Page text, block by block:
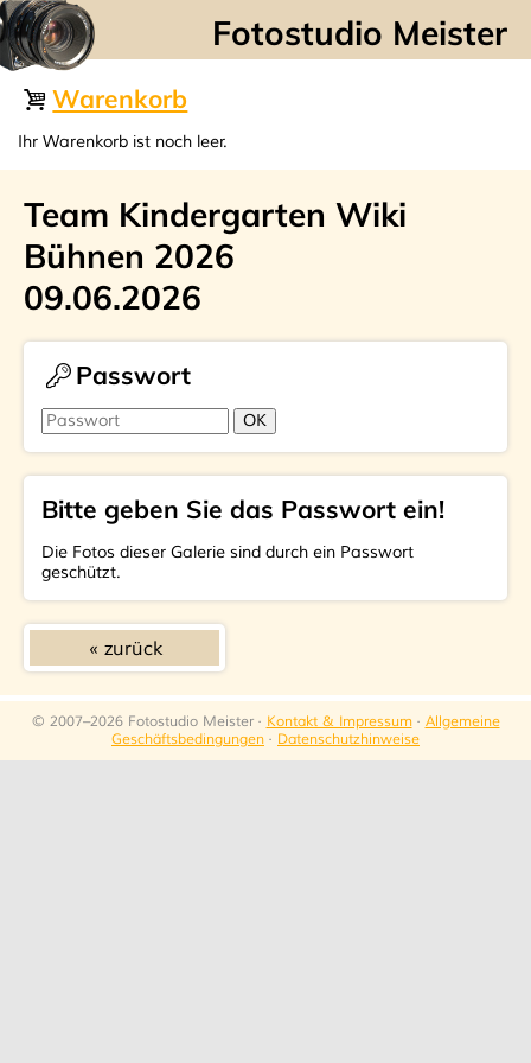
☰
Warenkorb
Ihr Warenkorb ist noch leer.
Team Kindergarten Wiki
Bühnen 2026
09.06.2026
Passwort
Bitte geben Sie das Passwort ein!
Die Fotos dieser Galerie sind durch ein Passwort
geschützt.
zurück
© 2007–2026 Fotostudio Meister · Kontakt & Impressum· Allgemeine
Geschäftsbedingungen · Datenschutzhinweise